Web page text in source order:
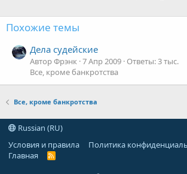
Похожие темы
Дела судейские
Автор Фрэнк 7 Апр 2009 Ответы: 3 тыс.
Все, кроме банкротства
Все, кроме банкротства
Russian (RU)
Условия и правила
Политика
Главная
R